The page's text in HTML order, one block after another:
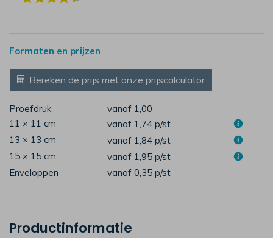
Formaten en prijzen
Bereken de prijs met onze prijscalculator
Proefdruk
vanaf 1,00
11 × 11 cm
vanaf 1,74 p/st
13 × 13 cm
vanaf 1,84 p/st
15 × 15 cm
vanaf 1,95 p/st
Enveloppen
vanaf 0,35 p/st
Productinformatie